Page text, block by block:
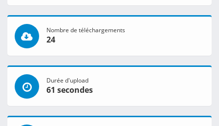
Nombre de téléchargements
24
Durée d'upload
61 secondes